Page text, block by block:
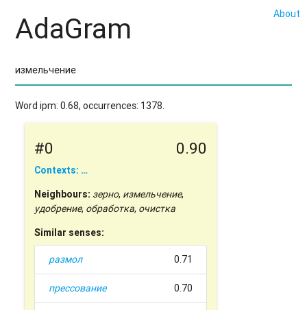
About
AdaGram
Word ipm: 0.68, occurrences: 1378.
#0 0.90
Contexts: …
Neighbours: зерно, измельчение,
удобрение, обработка, очистка
Similar senses:
размол 0.71
прессование 0.70